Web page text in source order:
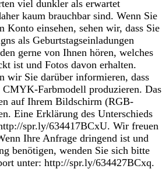
viel dunkler als erwartet
kaum brauchbar sind. Wenn Sie
Konto einsehen, sehen wir, dass Sie
als Geburtstagseinladungen
gerne von Ihnen hören, welches
ist und Fotos davon erhalten.
wir Sie darüber informieren, dass
Farbmodell produzieren. Das
auf Ihrem Bildschirm (RGB-
Eine Erklärung des Unterschieds
spr.ly/634417BCxU. Wir freuen
Ihre Anfrage dringend ist und
benötigen, wenden Sie sich bitte
unter: http://spr.ly/634427BCxq.